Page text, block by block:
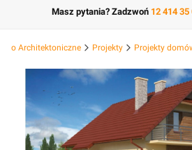
Masz pytania? Zadzwoń 12 414 35
Architektoniczne Projekty